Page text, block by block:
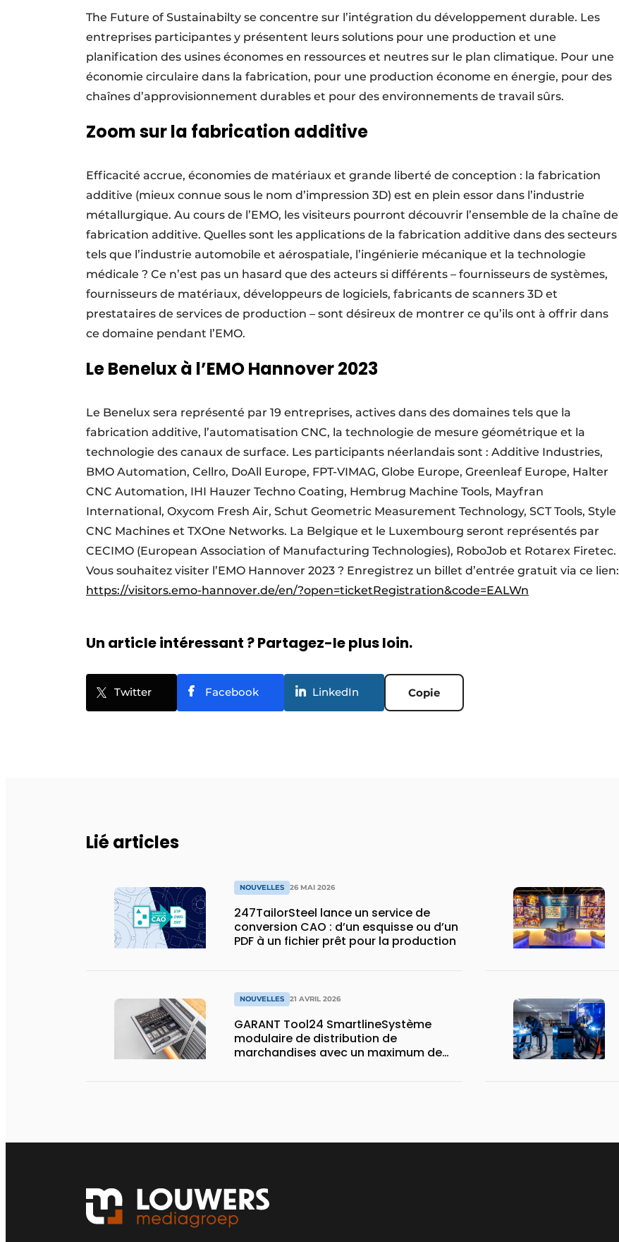
The Future of Sustainabilty se concentre sur l’intégration du développement durable. Les
entreprises participantes y présentent leurs solutions pour une production et une
planification des usines économes en ressources et neutres sur le plan climatique. Pour une
économie circulaire dans la fabrication, pour une production économe en énergie, pour des
chaînes d’approvisionnement durables et pour des environnements de travail sûrs.
Zoom sur la fabrication additive
Efficacité accrue, économies de matériaux et grande liberté de conception : la fabrication
additive (mieux connue sous le nom d’impression 3D) est en plein essor dans l’industrie
métallurgique. Au cours de l’EMO, les visiteurs pourront découvrir l’ensemble de la chaîne de
fabrication additive. Quelles sont les applications de la fabrication additive dans des secteurs
tels que l’industrie automobile et aérospatiale, l’ingénierie mécanique et la technologie
médicale ? Ce n’est pas un hasard que des acteurs si différents – fournisseurs de systèmes,
fournisseurs de matériaux, développeurs de logiciels, fabricants de scanners 3D et
prestataires de services de production – sont désireux de montrer ce qu’ils ont à offrir dans
ce domaine pendant l’EMO.
Le Benelux à l’EMO Hannover 2023
Le Benelux sera représenté par 19 entreprises, actives dans des domaines tels que la
fabrication additive, l’automatisation CNC, la technologie de mesure géométrique et la
technologie des canaux de surface. Les participants néerlandais sont : Additive Industries,
BMO Automation, Cellro, DoAll Europe, FPT-VIMAG, Globe Europe, Greenleaf Europe, Halter
CNC Automation, IHI Hauzer Techno Coating, Hembrug Machine Tools, Mayfran
International, Oxycom Fresh Air, Schut Geometric Measurement Technology, SCT Tools, Style
CNC Machines et TXOne Networks. La Belgique et le Luxembourg seront représentés par
CECIMO (European Association of Manufacturing Technologies), RoboJob et Rotarex Firetec.
Vous souhaitez visiter l’EMO Hannover 2023 ? Enregistrez un billet d’entrée gratuit via ce lien:
https://visitors.emo-hannover.de/en/?open=ticketRegistration&code=EALWn
Un article intéressant ? Partagez-le plus loin.
Twitter Facebook LinkedIn Copie
Lié articles
NOUVELLES 26 MAI 2026
247TailorSteel lance un service de
conversion CAO : d’un esquisse ou d’un
PDF à un fichier prêt pour la production
NOUVELLES 21 AVRIL 2026
GARANT Tool24 SmartlineSystème
modulaire de distribution de
marchandises avec un maximum de